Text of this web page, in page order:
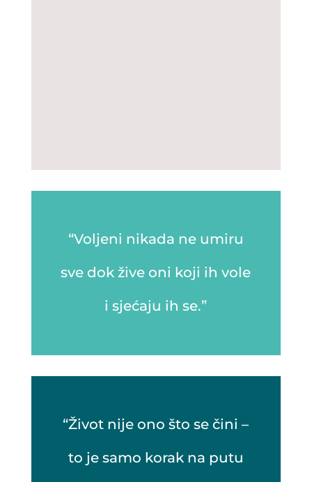
“Voljeni nikada ne umiru
sve dok žive oni koji ih vole
i sjećaju ih se.”
“Život nije ono što se čini –
to je samo korak na putu